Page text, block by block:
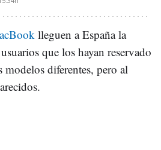
lleguen a España la
que los hayan reservado
modelos diferentes, pero al